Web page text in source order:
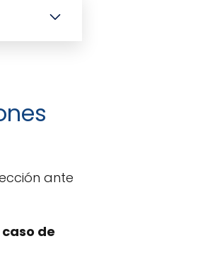
ante
de